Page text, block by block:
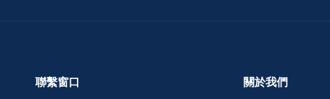
聯繫窗口 關於我們